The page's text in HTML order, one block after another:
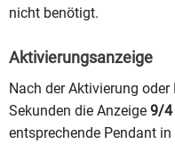
nicht benötigt.
Aktivierungsanzeige
Nach der Aktivierung
Sekunden die Anzeige 9/4
entsprechende Pendant in